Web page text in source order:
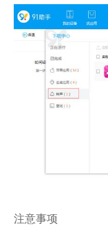
注意事项